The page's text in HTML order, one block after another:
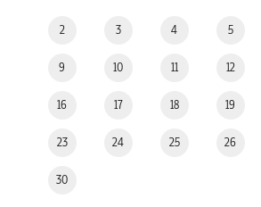
2 3 4 5
9 10 11 12
16 17 18 19
23 24 25 26
30